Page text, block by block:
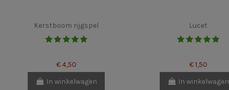
Kerstboom rijgspel
€ 4,50
In winkelwagen
Lucet
€ 1,50
In winkelwagen